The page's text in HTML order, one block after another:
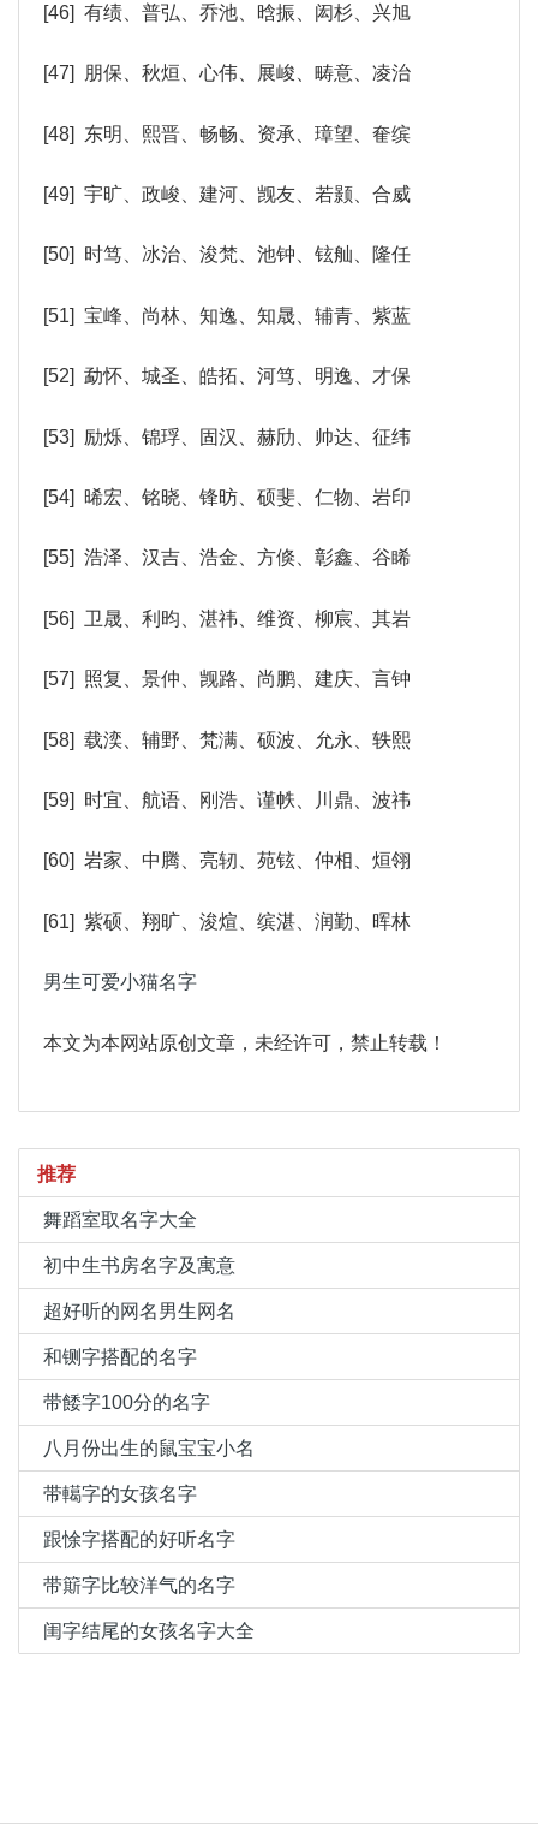
[46] 有绩、普弘、乔池、晗振、闳杉、兴旭
[47] 朋保、秋烜、心伟、展峻、畴意、凌治
[48] 东明、熙晋、畅畅、资承、璋望、奞缤
[49] 宇旷、政峻、建河、觊友、若颢、合威
[50] 时笃、冰治、浚梵、池钟、铉舢、隆任
[51] 宝峰、尚林、知逸、知晟、辅青、紫蓝
[52] 勐怀、城圣、皓拓、河笃、明逸、才保
[53] 励烁、锦琈、固汉、赫劤、帅达、征纬
[54] 晞宏、铭晓、锋昉、硕斐、仁物、岩印
[55] 浩泽、汉吉、浩金、方倏、彰鑫、谷睎
[56] 卫晟、利昀、湛祎、维资、柳宸、其岩
[57] 照复、景仲、觊路、尚鹏、建庆、言钟
[58] 载湙、辅野、梵满、硕波、允永、轶熙
[59] 时宜、航语、刚浩、谨帙、川鼎、波祎
[60] 岩家、中腾、亮轫、苑铉、仲相、烜翎
[61] 紫硕、翔旷、浚煊、缤湛、润勤、晖林
男生可爱小猫名字
本文为本网站原创文章，未经许可，禁止转载！
推荐
舞蹈室取名字大全
初中生书房名字及寓意
超好听的网名男生网名
和铡字搭配的名字
带餧字100分的名字
八月份出生的鼠宝宝小名
带轕字的女孩名字
跟悇字搭配的好听名字
带簛字比较洋气的名字
闺字结尾的女孩名字大全